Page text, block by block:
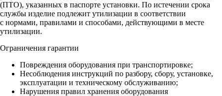
(ПТО), указанных в паспорте установки. По истечении срока
службы изделие подлежит утилизации в соответствии
с нормами, правилами и способами, действующими в месте
утилизации.
Ограничения гарантии
Повреждения оборудования при транспортировке;
Несоблюдения инструкций по разбору, сбору, установке,
эксплуатации и техническому обслуживанию;
Нарушения правил хранения оборудования